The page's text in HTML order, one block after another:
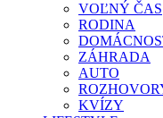
VOĽNÝ ČAS
RODINA
ZÁHRADA
AUTO
KVÍZY